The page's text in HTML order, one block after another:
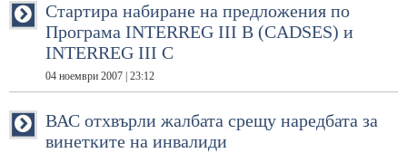
Стартира набиране на предложения по
Програма INTERREG III B (CADSES) и
INTERREG III C
04 ноември 2007 | 23:12
ВАС отхвърли жалбата срещу наредбата за
винетките на инвалиди